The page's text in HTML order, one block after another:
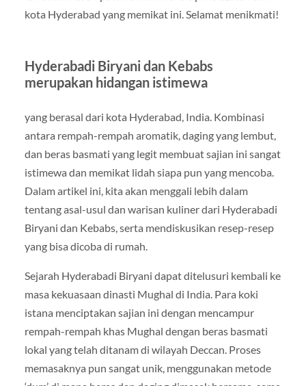
kota Hyderabad yang memikat ini. Selamat menikmati!
Hyderabadi Biryani dan Kebabs
merupakan hidangan istimewa
yang berasal dari kota Hyderabad, India. Kombinasi
antara rempah-rempah aromatik, daging yang lembut,
dan beras basmati yang legit membuat sajian ini sangat
istimewa dan memikat lidah siapa pun yang mencoba.
Dalam artikel ini, kita akan menggali lebih dalam
tentang asal-usul dan warisan kuliner dari Hyderabadi
Biryani dan Kebabs, serta mendiskusikan resep-resep
yang bisa dicoba di rumah.
Sejarah Hyderabadi Biryani dapat ditelusuri kembali ke
masa kekuasaan dinasti Mughal di India. Para koki
istana menciptakan sajian ini dengan mencampur
rempah-rempah khas Mughal dengan beras basmati
lokal yang telah ditanam di wilayah Deccan. Proses
memasaknya pun sangat unik, menggunakan metode